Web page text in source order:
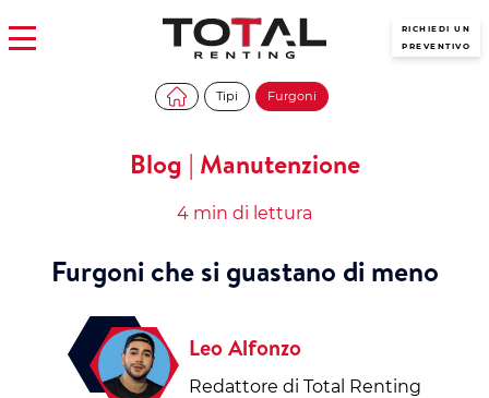
RICHIEDI UN
PREVENTIVO
Tipi Furgoni
Blog | Manutenzione
4 min di lettura
Furgoni che si guastano di meno
Leo Alfonzo
Redattore di Total Renting